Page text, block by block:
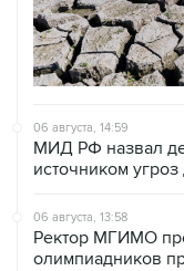
06 августа, 14:59
МИД РФ назвал
источником
06 августа, 13:58
Ректор МГИМО
олимпиадников